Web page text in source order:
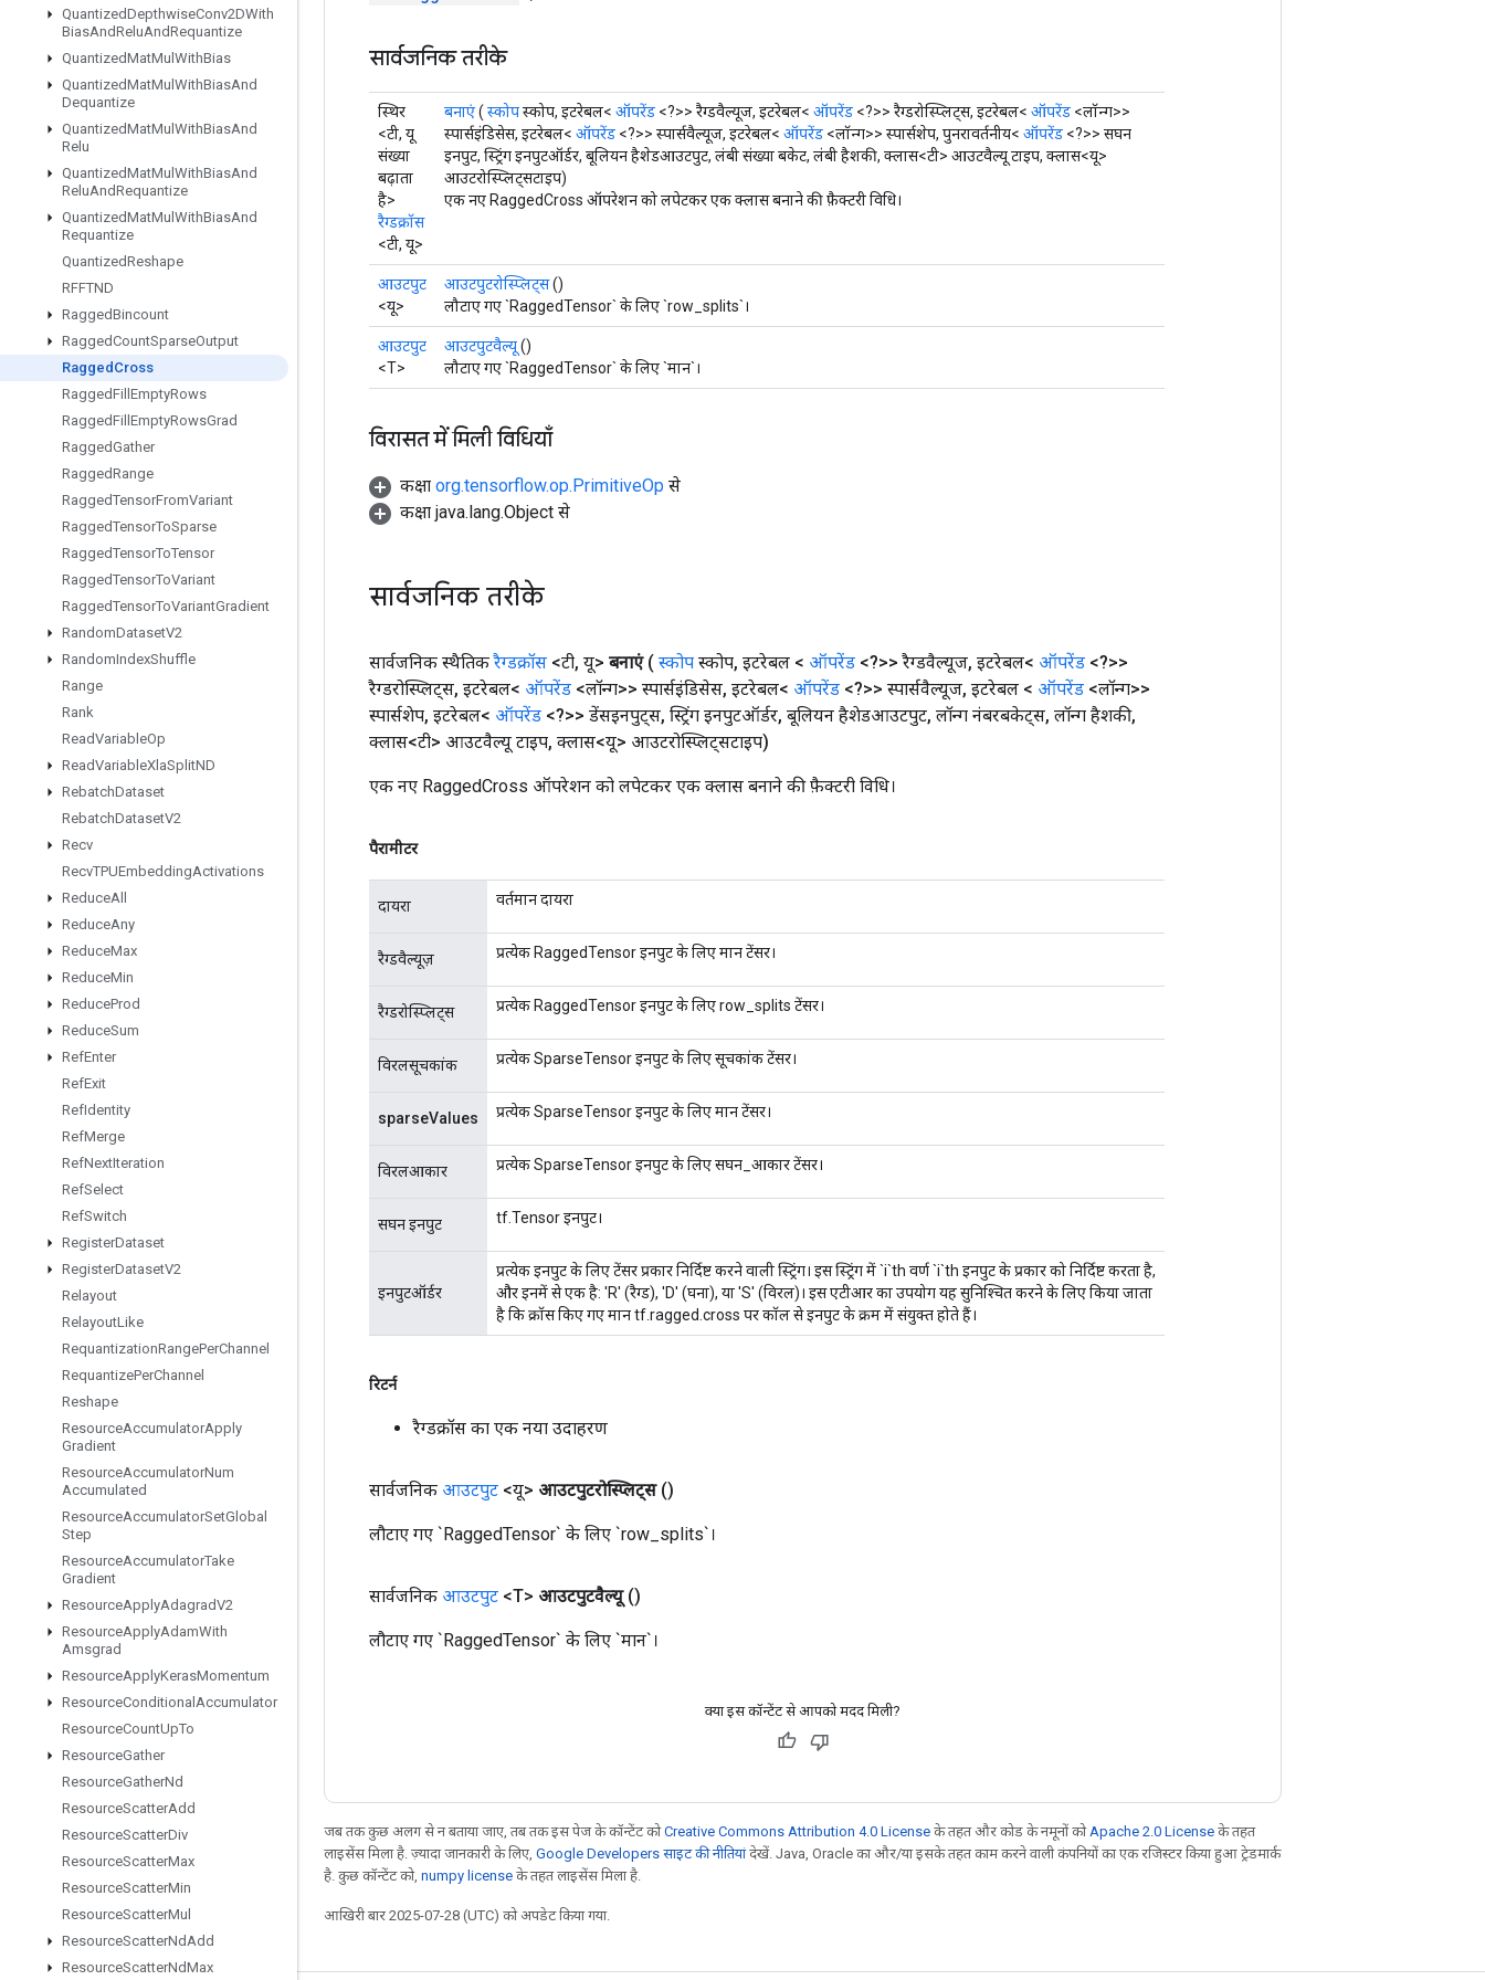
QuantizedDepthwiseConv2DWith
BiasAndReluAndRequantize
QuantizedMatMul WithBias
QuantizedMatMul WithBiasAnd
Dequantize
QuantizedMatMul WithBiasAnd
Relu
QuantizedMatMul WithBiasAnd
ReluAndRequantize
QuantizedMatMul WithBiasAnd
Requantize
QuantizedReshape
RFFTND
RaggedBincount
RaggedCountSparseOutput
Ragged Cross
RaggedFill EmptyRows
RaggedFill EmptyRowsGrad
RaggedGather
RaggedRange
RaggedTensorFromVariant
RaggedTensorToSparse
RaggedTensorToTensor
RaggedTensorToVariant
RaggedTensorToVariantGradient
RandomDatasetV2
RandomIndexShuffle
Range
Rank
ReadVariableOp
ReadVariableXlaSplitND
RebatchDataset
RebatchDatasetV2
Recv
RecvTPUEmbeddingActivations
ReduceAll
ReduceAny
ReduceMax
ReduceMin
ReduceProd
ReduceSum
RefEnter
RefExit
RefIdentity
RefMerge
RefNextIteration
RefSelect
RefSwitch
RegisterDataset
RegisterDatasetV2
Relayout
RelayoutLike
RequantizationRangePerChannel
RequantizePerChannel
Reshape
ResourceAccumulatorApply
Gradient
ResourceAccumulatorNum
Accumulated
ResourceAccumulatorSetGlobal
Step
ResourceAccumulatorTake
Gradient
ResourceApplyAdagradV2
ResourceApplyAdamWith
Amsgrad
ResourceApplyKerasMomentum
ResourceConditional Accumulator
ResourceCountUpTo
ResourceGather
ResourceGatherNd
ResourceScatterAdd
ResourceScatterDiv
ResourceScatterMax
ResourceScatterMin
ResourceScatterMul
ResourceScatterNdAdd
ResourceScatterNdMax
सार्वजनिक तरीके
स्थिर
<टी, यू
संख्या
बढ़ाता
है>
रैग्डक्रॉस
<टी, यू>
बनाएं( स्कोपस्कोप, इटरेबल< ऑपरेंड <?>> रैग्डवैल्यूज, इटरेबल< ऑपरेंड <?>> रैग्डरोस्प्लिट्स, इटरेबल< ऑपरेंड <लॉन्ग>>
स्पार्सइंडिसेस, इटरेबल< ऑपरेंड <?>> स्पार्सवैल्यूज, इटरेबल< ऑपरेंड <लॉन्ग>> स्पार्सशेप, पुनरावर्तनीय< ऑपरेंड <?>> सघन
इनपुट, स्ट्रिंग इनपुटऑर्डर, बूलियन हैशेडआउटपुट, लंबी संख्या बकेट, लंबी हैशकी, क्लास<टी> आउटवैल्यू टाइप, क्लास<यू>
आउटरोस्प्लिट्सटाइप)
एक नए RaggedCross ऑपरेशन को लपेटकर एक क्लास बनाने की फ़ैक्टरी विधि।
आउटपुट
<यू>
आउटपुटरोस्प्लिट्स()
लौटाए गए `RaggedTensor` के लिए `row_splits`।
आउटपुट
<T>
आउटपुटवैल्यू()
लौटाए गए `RaggedTensor` के लिए `मान`।
विरासत में मिली विधियाँ
कक्षा org.tensorflow.op.PrimitiveOp से
कक्षा java.lang.Object से
सार्वजनिक तरीके
सार्वजनिक स्थैतिकरैग्डक्रॉस <टी, यू> बनाएं ( स्कोप स्कोप, इटरेबल < ऑपरेंड <?>> रैग्डवैल्यूज, इटरेबल< ऑपरेंड <?>>
रैग्डरोस्प्लिट्स, इटरेबल< ऑपरेंड <लॉन्ग>> स्पार्सइंडिसेस, इटरेबल< ऑपरेंड <?>> स्पार्सवैल्यूज, इटरेबल < ऑपरेंड <लॉन्ग>>
स्पार्सशेप, इटरेबल< ऑपरेंड <?>> डेंसइनपुट्स, स्ट्रिंग इनपुटऑर्डर, बूलियन हैशेडआउटपुट, लॉन्ग नंबरबकेट्स, लॉन्ग हैशकी,
क्लास<टी> आउटवैल्यू टाइप, क्लास<यू> आउटरोस्प्लिट्सटाइप)
एक नए RaggedCross ऑपरेशन को लपेटकर एक क्लास बनाने की फ़ैक्टरी विधि।
पैरामीटर
दायरा वर्तमान दायरा
रैग्डवैल्यूज़ प्रत्येक RaggedTensor इनपुट के लिए मान टेंसर।
रैग्डरोस्प्लिट्स प्रत्येक RaggedTensor इनपुट के लिए row_splits टेंसर।
विरलसूचकांक प्रत्येक SparseTensor इनपुट के लिए सूचकांक टेंसर।
sparseValues प्रत्येक SparseTensor इनपुट के लिए मान टेंसर।
विरलआकार प्रत्येक SparseTensor इनपुट के लिए सघन_आकार टेंसर।
सघन इनपुट tf.Tensor इनपुट।
इनपुटऑर्डर
प्रत्येक इनपुट के लिए टेंसर प्रकार निर्दिष्ट करने वाली स्ट्रिंग। इस स्ट्रिंग में `i`th वर्ण `i`th इनपुट के प्रकार को निर्दिष्ट करता है,
और इनमें से एक है: 'R' (रैग्ड), 'D' (घना), या 'S' (विरल)। इस एटीआर का उपयोग यह सुनिश्चित करने के लिए किया जाता
है कि क्रॉस किए गए मान tf.ragged.cross पर कॉल से इनपुट के क्रम में संयुक्त होते हैं।
रिटर्न
रैग्डक्रॉस का एक नया उदाहरण
सार्वजनिक आउटपुट <यू> आउटपुटरोस्प्लिट्स ()
लौटाए गए `RaggedTensor` के लिए `row_splits`।
सार्वजनिक आउटपुट <T> आउटपुटवैल्यू ()
लौटाए गए `RaggedTensor` के लिए `मान`।
क्या इस कॉन्टेंट से आपको मदद मिली?
जब तक कुछ अलग से न बताया जाए, तब तक इस पेज के कॉन्टेंट कोCreative Commons Attribution 4.0 License के तहत और कोड के नमूनों को Apache 2.0 License के तहत
लाइसेंस मिला है. ज़्यादा जानकारी के लिए, Google Developers साइट की नीतियांदेखें. Java, Oracle का और/या इसके तहत काम करने वाली कंपनियों का एक रजिस्टर किया हुआ ट्रेडमार्क
है. कुछ कॉन्टेंट को, numpy license के तहत लाइसेंस मिला है.
आखिरी बार 2025-07-28 (UTC) को अपडेट किया गया.